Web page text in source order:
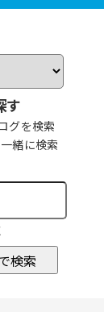
す
グを検索
緒に検索
検索